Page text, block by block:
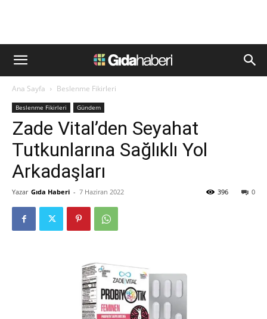
Ana Sayfa Beslenme Fikirleri
Beslenme Fikirleri Gündem
Zade Vital’den Seyahat
Tutkunlarına Sağlıklı Yol
Arkadaşları
Yazar Gıda Haberi - 7 Haziran 2022 0
396